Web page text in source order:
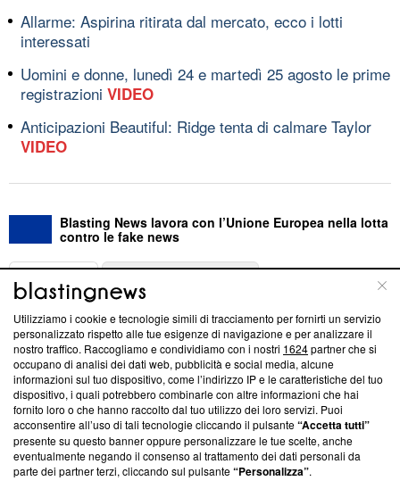
Allarme: Aspirina ritirata dal mercato, ecco i lotti
interessati
Uomini e donne, lunedì 24 e martedì 25 agosto le prime
registrazioni VIDEO
Anticipazioni Beautiful: Ridge tenta di calmare Taylor
VIDEO
Blasting News lavora con l’Unione Europea nella lotta
contro le fake news
ABOUT
Questa sezione offre informazioni trasparenti su Blasting
News, sui nostri processi editoriali e su come ci impegniamo a
creare news di qualità. Inoltre, afferma la nostra aderenza a
‘Trust Project - News with Integrity’Blasting News non è
ancora membro del programma, ma ha richiesto di farne
parte; Trust Project non ha ancora effettuato una verifica di
conformità agli standard.
Su di noi
Utilizziamo i cookie e tecnologie simili di tracciamento per fornirti un servizio
personalizzato rispetto alle tue esigenze di navigazione e per analizzare il
nostro traffico. Raccogliamo e condividiamo con i nostri 1624partner che si
occupano di analisi dei dati web, pubblicità e social media, alcune
informazioni sul tuo dispositivo, come l’indirizzo IP e le caratteristiche del tuo
dispositivo, i quali potrebbero combinarle con altre informazioni che hai
fornito loro o che hanno raccolto dal tuo utilizzo dei loro servizi. Puoi
acconsentire all’uso di tali tecnologie cliccando il pulsante“Accetta tutti”
presente su questo banner oppure personalizzare le tue scelte, anche
eventualmente negando il consenso al trattamento dei dati personali da
parte dei partner terzi, cliccando sul pulsante“Personalizza”.